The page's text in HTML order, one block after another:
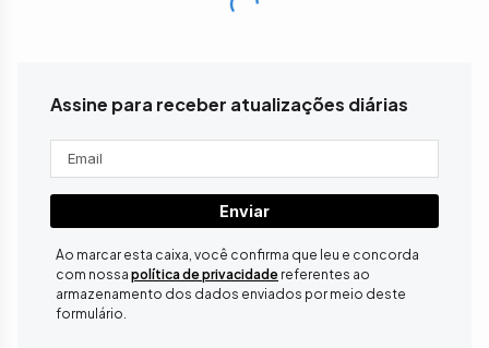
Assine para receber atualizações diárias
Enviar
Ao marcar esta caixa, você confirma que leu e concorda
com nossa política de privacidade referentes ao
armazenamento dos dados enviados por meio deste
formulário.